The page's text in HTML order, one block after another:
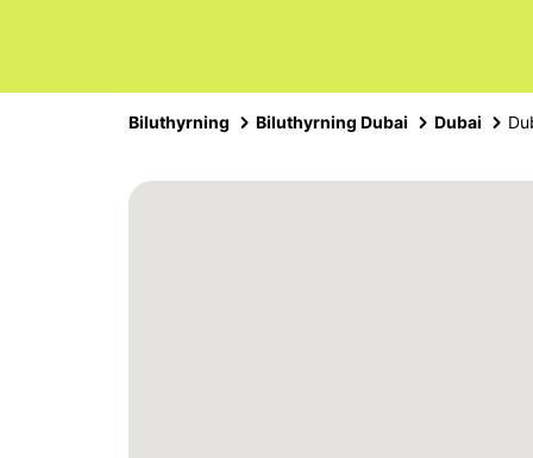
Biluthyrning Biluthyrning Dubai Dubai